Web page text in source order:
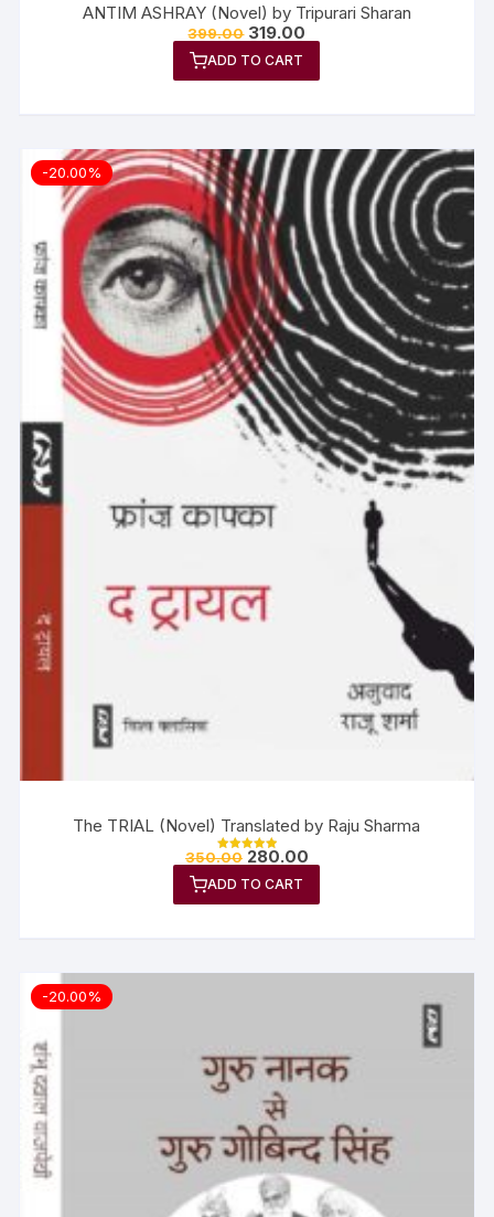
ANTIM ASHRAY (Novel) by Tripurari Sharan
399.00 319.00
ADD TO CART
-20.00%
The TRIAL (Novel) Translated by Raju Sharma
Rated
out of 5
350.00 280.00
ADD TO CART
-20.00%